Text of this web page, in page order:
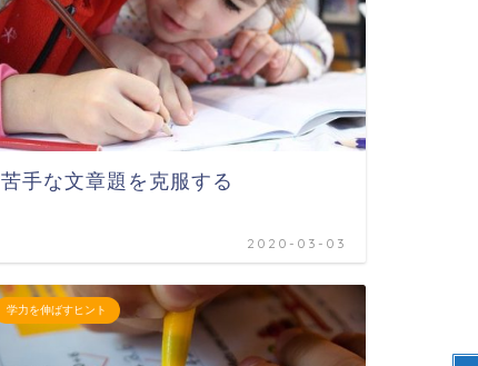
苦手な文章題を克服する
2020-03-03
学力を伸ばすヒント